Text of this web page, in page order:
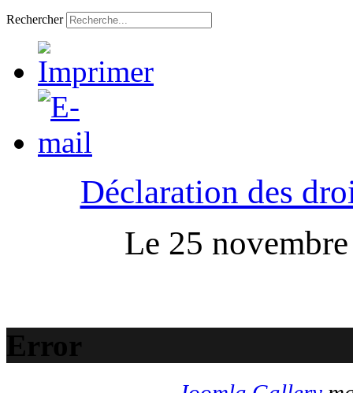
Rechercher
Déclaration des
Le 25
Error